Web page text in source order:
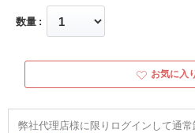
数量
お気に入
弊社代理店様に限りログインして通